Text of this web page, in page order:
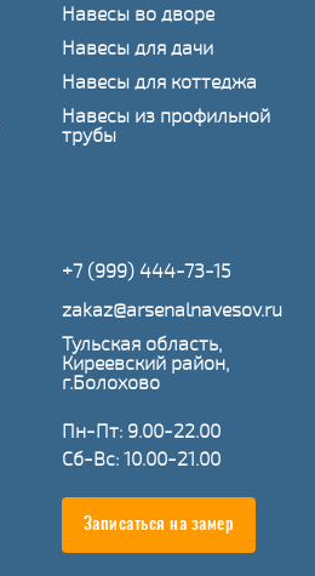
Навесы во дворе
Навесы для дачи
Навесы для коттеджа
Навесы из профильной
трубы
+7 (999) 444-73-15
zakaz@arsenalnavesov.ru
Тульская область,
Киреевский район,
г.Болохово
Пн-Пт: 9.00-22.00
Сб-Вс: 10.00-21.00
Записаться на замер